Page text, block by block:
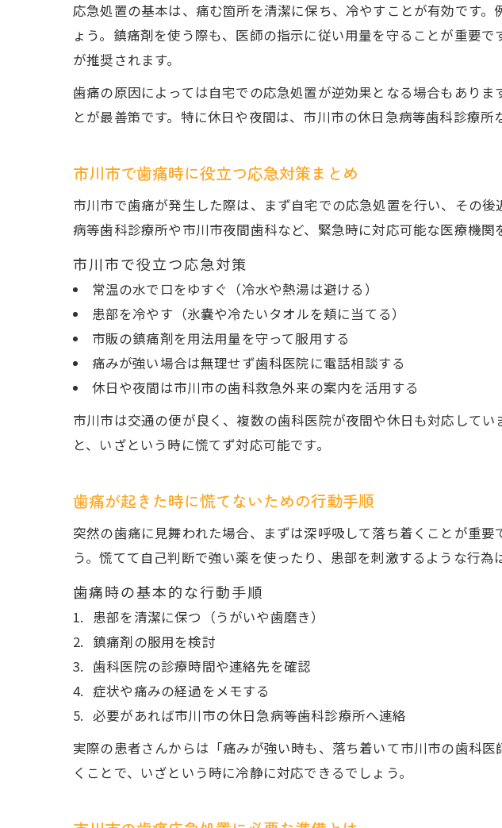
自宅で可能な歯
歯痛時に自宅
市川市の歯痛
歯痛が続く
休日の歯痛に
歯痛が休日に
歯痛が急変し
市川市で歯
応急処置の基本は、痛む箇所を清潔に保ち、冷やすことが有効です
ょう。鎮痛剤を使う際も、医師の指示に従い用量を守ることが重要
が推奨されます。
歯痛の原因によっては自宅での応急処置が逆効果となる場合もあり
とが最善策です。特に休日や夜間は、市川市の休日急病等歯科診療所
市川市で歯痛時に役立つ応急対策まとめ
市川市で歯痛が発生した際は、まず自宅での応急処置を行い、その
病等歯科診療所や市川市夜間歯科など、緊急時に対応可能な医療機関
市川市で役立つ応急対策
常温の水で口をゆすぐ（冷水や熱湯は避ける）
患部を冷やす（氷嚢や冷たいタオルを頬に当てる）
市販の鎮痛剤を用法用量を守って服用する
痛みが強い場合は無理せず歯科医院に電話相談する
休日や夜間は市川市の歯科救急外来の案内を活用する
市川市は交通の便が良く、複数の歯科医院が夜間や休日も対応して
と、いざという時に慌てず対応可能です。
歯痛が起きた時に慌てないための行動手順
突然の歯痛に見舞われた場合、まずは深呼吸して落ち着くことが重
う。慌てて自己判断で強い薬を使ったり、患部を刺激するような行為
歯痛時の基本的な行動手順
患部を清潔に保つ（うがいや歯磨き）
鎮痛剤の服用を検討
歯科医院の診療時間や連絡先を確認
症状や痛みの経過をメモする
必要があれば市川市の休日急病等歯科診療所へ連絡
実際の患者さんからは「痛みが強い時も、落ち着いて市川市の歯科
くことで、いざという時に冷静に対応できるでしょう。